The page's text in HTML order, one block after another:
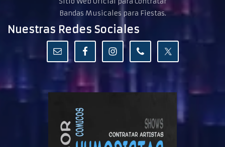
Bandas Musicales para Fiestas.
Nuestras Redes Sociales